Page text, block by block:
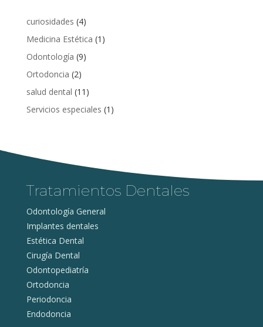
curiosidades (4)
Medicina Estética (1)
Odontología (9)
Ortodoncia (2)
salud dental (11)
Servicios especiales (1)
Tratamientos Dentales
Odontología General
Implantes dentales
Estética Dental
Cirugía Dental
Odontopediatría
Ortodoncia
Periodoncia
Endodoncia